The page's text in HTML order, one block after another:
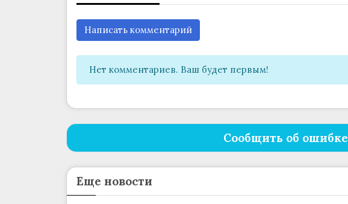
Написать комментарий
Нет комментариев. Ваш будет первым!
Сообщить об ошибке
Еще новости